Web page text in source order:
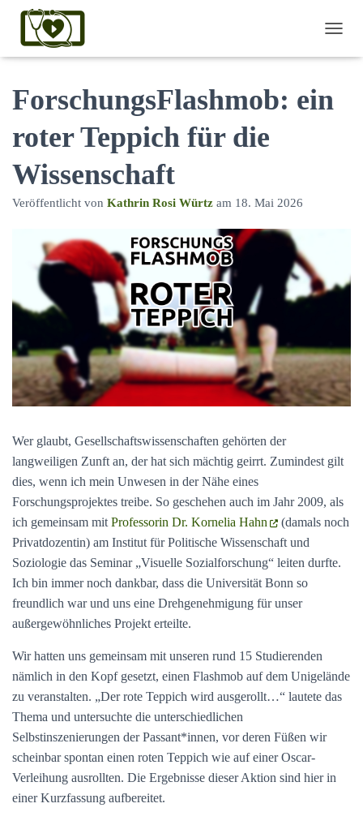
ForschungsFlashmob: ein
roter Teppich für die
Wissenschaft
Veröffentlicht von Kathrin Rosi Würtz am 18. Mai 2026
Wer glaubt, Gesellschaftswissenschaften gehörten der
langweiligen Zunft an, der hat sich mächtig geirrt. Zumindest gilt
dies, wenn ich mein Unwesen in der Nähe eines
Forschungsprojektes treibe. So geschehen auch im Jahr 2009, als
ich gemeinsam mitProfessorin Dr. Kornelia Hahn
(damals noch
Privatdozentin) am Institut für Politische Wissenschaft und
Soziologie das Seminar „Visuelle Sozialforschung“ leiten durfte.
Ich bin immer noch dankbar, dass die Universität Bonn so
freundlich war und uns eine Drehgenehmigung für unser
außergewöhnliches Projekt erteilte.
Wir hatten uns gemeinsam mit unseren rund 15 Studierenden
nämlich in den Kopf gesetzt, einen Flashmob auf dem Unigelände
zu veranstalten. „Der rote Teppich wird ausgerollt…“ lautete das
Thema und untersuchte die unterschiedlichen
Selbstinszenierungen der Passant*innen, vor deren Füßen wir
scheinbar spontan einen roten Teppich wie auf einer Oscar-
Verleihung ausrollten. Die Ergebnisse dieser Aktion sind hier in
einer Kurzfassung aufbereitet.